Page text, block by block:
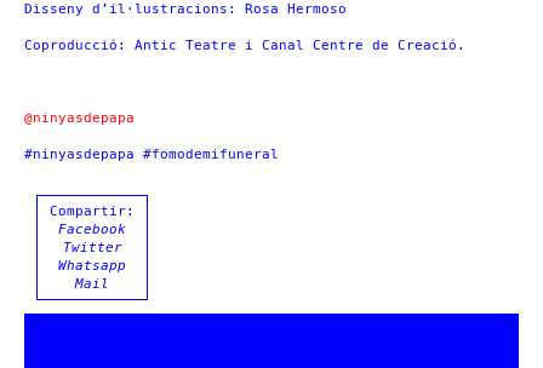
Disseny d’il·lustracions: Rosa Hermoso
Coproducció: Antic Teatre i Canal Centre de Creació.
@ninyasdepapa
#ninyasdepapa #fomodemifuneral
Compartir:
Facebook
Twitter
Whatsapp
Mail